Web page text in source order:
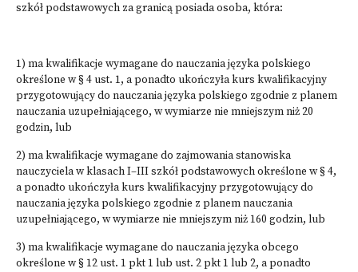
szkół podstawowych za granicą posiada osoba, która:
1) ma kwalifikacje wymagane do nauczania języka polskiego
określone w § 4 ust. 1, a ponadto ukończyła kurs kwalifikacyjny
przygotowujący do nauczania języka polskiego zgodnie z planem
nauczania uzupełniającego, w wymiarze nie mniejszym niż 20
godzin, lub
2) ma kwalifikacje wymagane do zajmowania stanowiska
nauczyciela w klasach I–III szkół podstawowych określone w § 4,
a ponadto ukończyła kurs kwalifikacyjny przygotowujący do
nauczania języka polskiego zgodnie z planem nauczania
uzupełniającego, w wymiarze nie mniejszym niż 160 godzin, lub
3) ma kwalifikacje wymagane do nauczania języka obcego
określone w § 12 ust. 1 pkt 1 lub ust. 2 pkt 1 lub 2, a ponadto